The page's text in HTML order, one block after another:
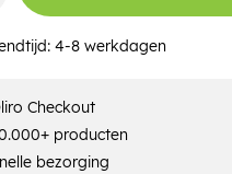
4-8 werkdagen
Checkout
producten
bezorging